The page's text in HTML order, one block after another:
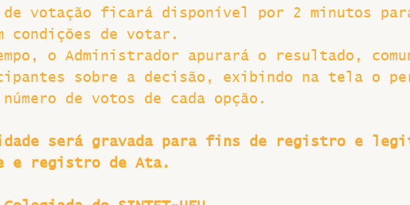
de votação ficará disponível por 2 minutos
condições de votar.
o Administrador apurará o resultado,
sobre a decisão, exibindo na tela o
de votos de cada opção.
será gravada para fins de registro e
e registro de Ata.